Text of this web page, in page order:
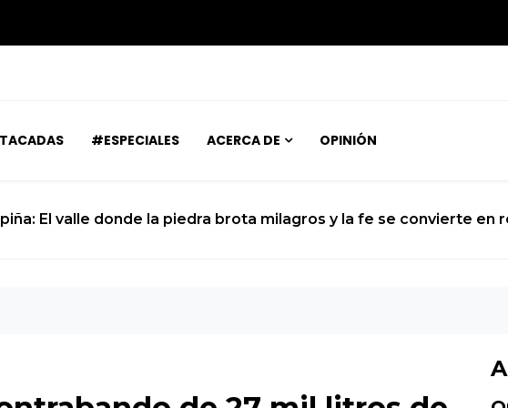
#ESPECIALES ACERCA DE OPINIÓN
El valle donde la piedra brota milagros y la fe se convierte en